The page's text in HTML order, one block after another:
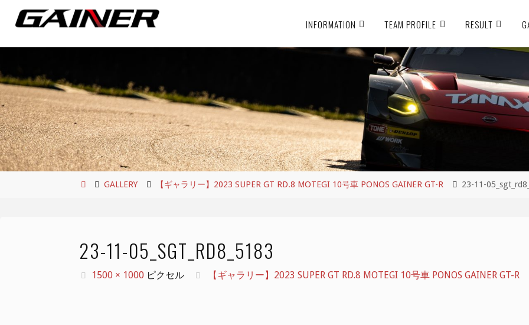
ツ
へ
ス
キ
ッ
プ
INFORMATION TEAM PROFILE RESULT
ホ
GALLERY 【ギャラリー】2023 SUPER GT RD.8 MOTEGI 10号車 PONOS GAINER GT-R 23-11-
23-11-05_SGT_RD8_5183
フ
1500 × 1000 ピクセル 【ギャラリー】2023 SUPER GT RD.8 MOTEGI 10号車 PONOS GAINER GT-R